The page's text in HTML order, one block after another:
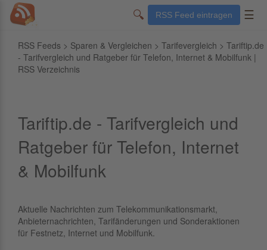
🔍 RSS Feed eintragen ☰
RSS Feeds > Sparen & Vergleichen > Tarifevergleich > Tariftip.de
- Tarifvergleich und Ratgeber für Telefon, Internet & Mobilfunk |
RSS Verzeichnis
Tariftip.de - Tarifvergleich und
Ratgeber für Telefon, Internet
& Mobilfunk
Aktuelle Nachrichten zum Telekommunikationsmarkt,
Anbieternachrichten, Tarifänderungen und Sonderaktionen
für Festnetz, Internet und Mobilfunk.